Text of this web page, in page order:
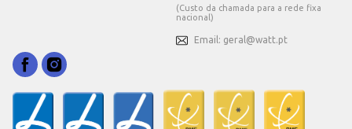
(Custo da chamada para a rede fixa
nacional)
Email: geral@watt.pt